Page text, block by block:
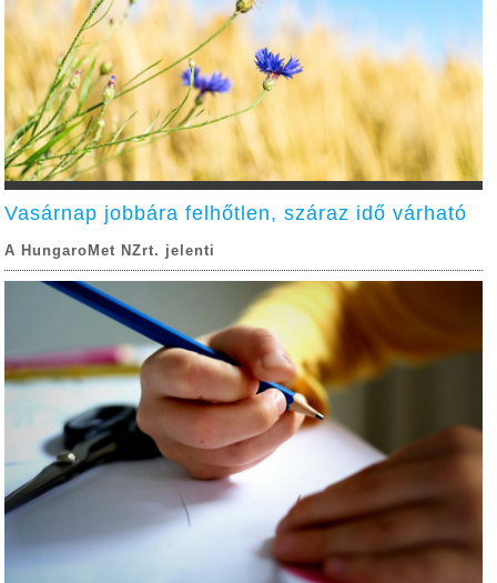
Vasárnap jobbára felhőtlen, száraz idő várható
A HungaroMet NZrt. jelenti